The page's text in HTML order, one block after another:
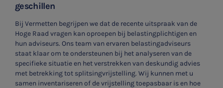
geschillen
Bij Vermetten begrijpen we dat de recente uitspraak van de
Hoge Raad vragen kan oproepen bij belastingplichtigen en
hun adviseurs. Ons team van ervaren belastingadviseurs
staat klaar om te ondersteunen bij het analyseren van de
specifieke situatie en het verstrekken van deskundig advies
met betrekking tot splitsingvrijstelling. Wij kunnen met u
samen inventariseren of de vrijstelling toepasbaar is en hoe